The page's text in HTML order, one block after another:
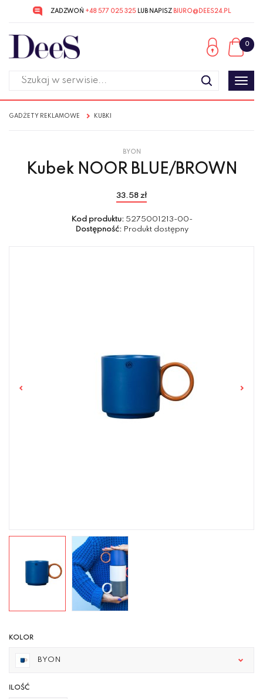
do menu
głównego
do
menu
w
ZADZWOŃ +48 577 025 325LUB NAPISZ BIURO@DEES24.PL
0
GADŻETY REKLAMOWE KUBKI
BYON
Kubek NOOR BLUE/BROWN
33.58 zł
Kod produktu: 5275001213-00-
Dostępność: Produkt dostępny
KOLOR
BYON
ILOŚĆ